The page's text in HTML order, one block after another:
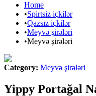
Home
•Spirtsiz içkilər
•Qazsız içkilər
•Meyvə şirələri
•Meyvə şirələri
Category: Meyvə şirələri
Yippy Portağal